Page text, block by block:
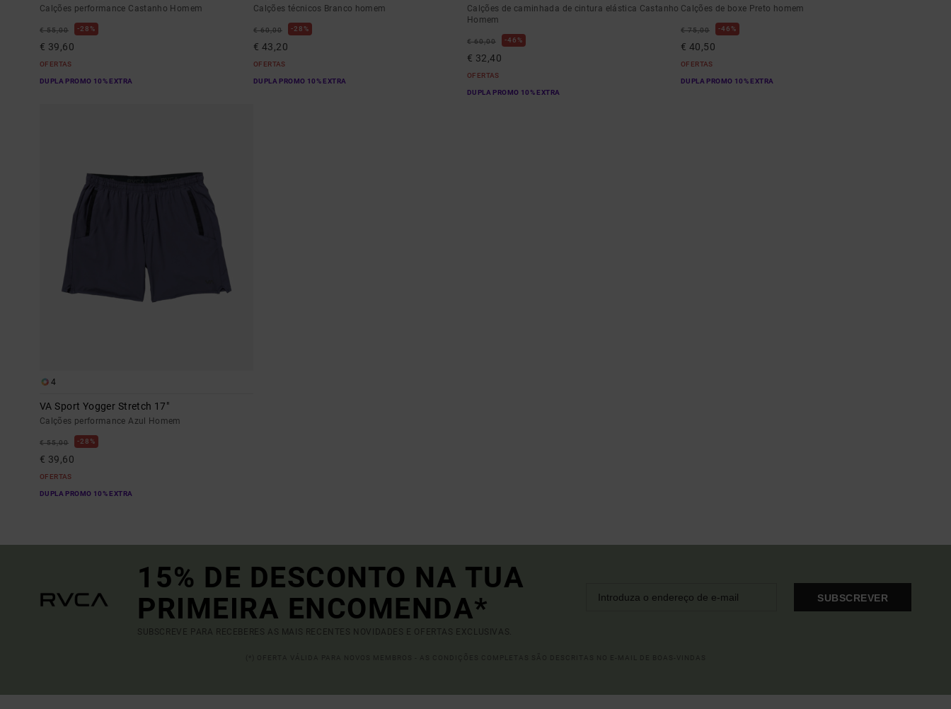
Calções performance Castanho Homem
€ 55,00 28%
€ 39,60
OFERTAS
DUPLA PROMO 10% EXTRA
Calções técnicos Branco homem
€ 60,00 28%
€ 43,20
OFERTAS
DUPLA PROMO 10% EXTRA
Calções de caminhada de cintura elástica Castanho
Homem
€ 60,00 46%
€ 32,40
OFERTAS
DUPLA PROMO 10% EXTRA
Calções de boxe Preto homem
€ 75,00 46%
€ 40,50
OFERTAS
DUPLA PROMO 10% EXTRA
4
VA Sport Yogger Stretch 17"
Calções performance Azul Homem
€ 55,00 28%
€ 39,60
OFERTAS
DUPLA PROMO 10% EXTRA
15% DE DESCONTO NA TUA
PRIMEIRA ENCOMENDA*
SUBSCREVE PARA RECEBERES AS MAIS RECENTES NOVIDADES E OFERTAS EXCLUSIVAS.
SUBSCREVER